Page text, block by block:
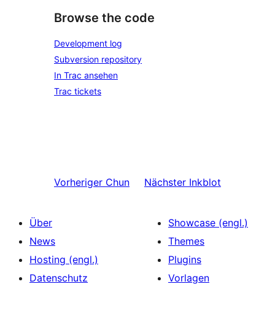
Browse the code
Development log
Subversion repository
In Trac ansehen
Trac tickets
Vorheriger Chun Nächster Inkblot
Über
News
Hosting (engl.)
Datenschutz
Showcase (engl.)
Themes
Plugins
Vorlagen